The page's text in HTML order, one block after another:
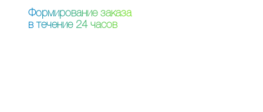
Формирование заказа
в течение 24 часов